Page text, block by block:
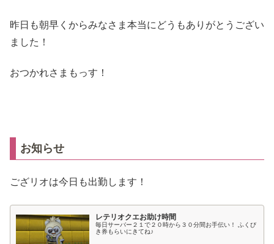
昨日も朝早くからみなさま本当にどうもありがとうござい
ました！
おつかれさまもっす！
お知らせ
ござリオは今日も出勤します！
レテリオクエお助け時間
毎日サーバー２１で２０時から３０分間お手伝い！ ふくび
き券もらいにきてね♪